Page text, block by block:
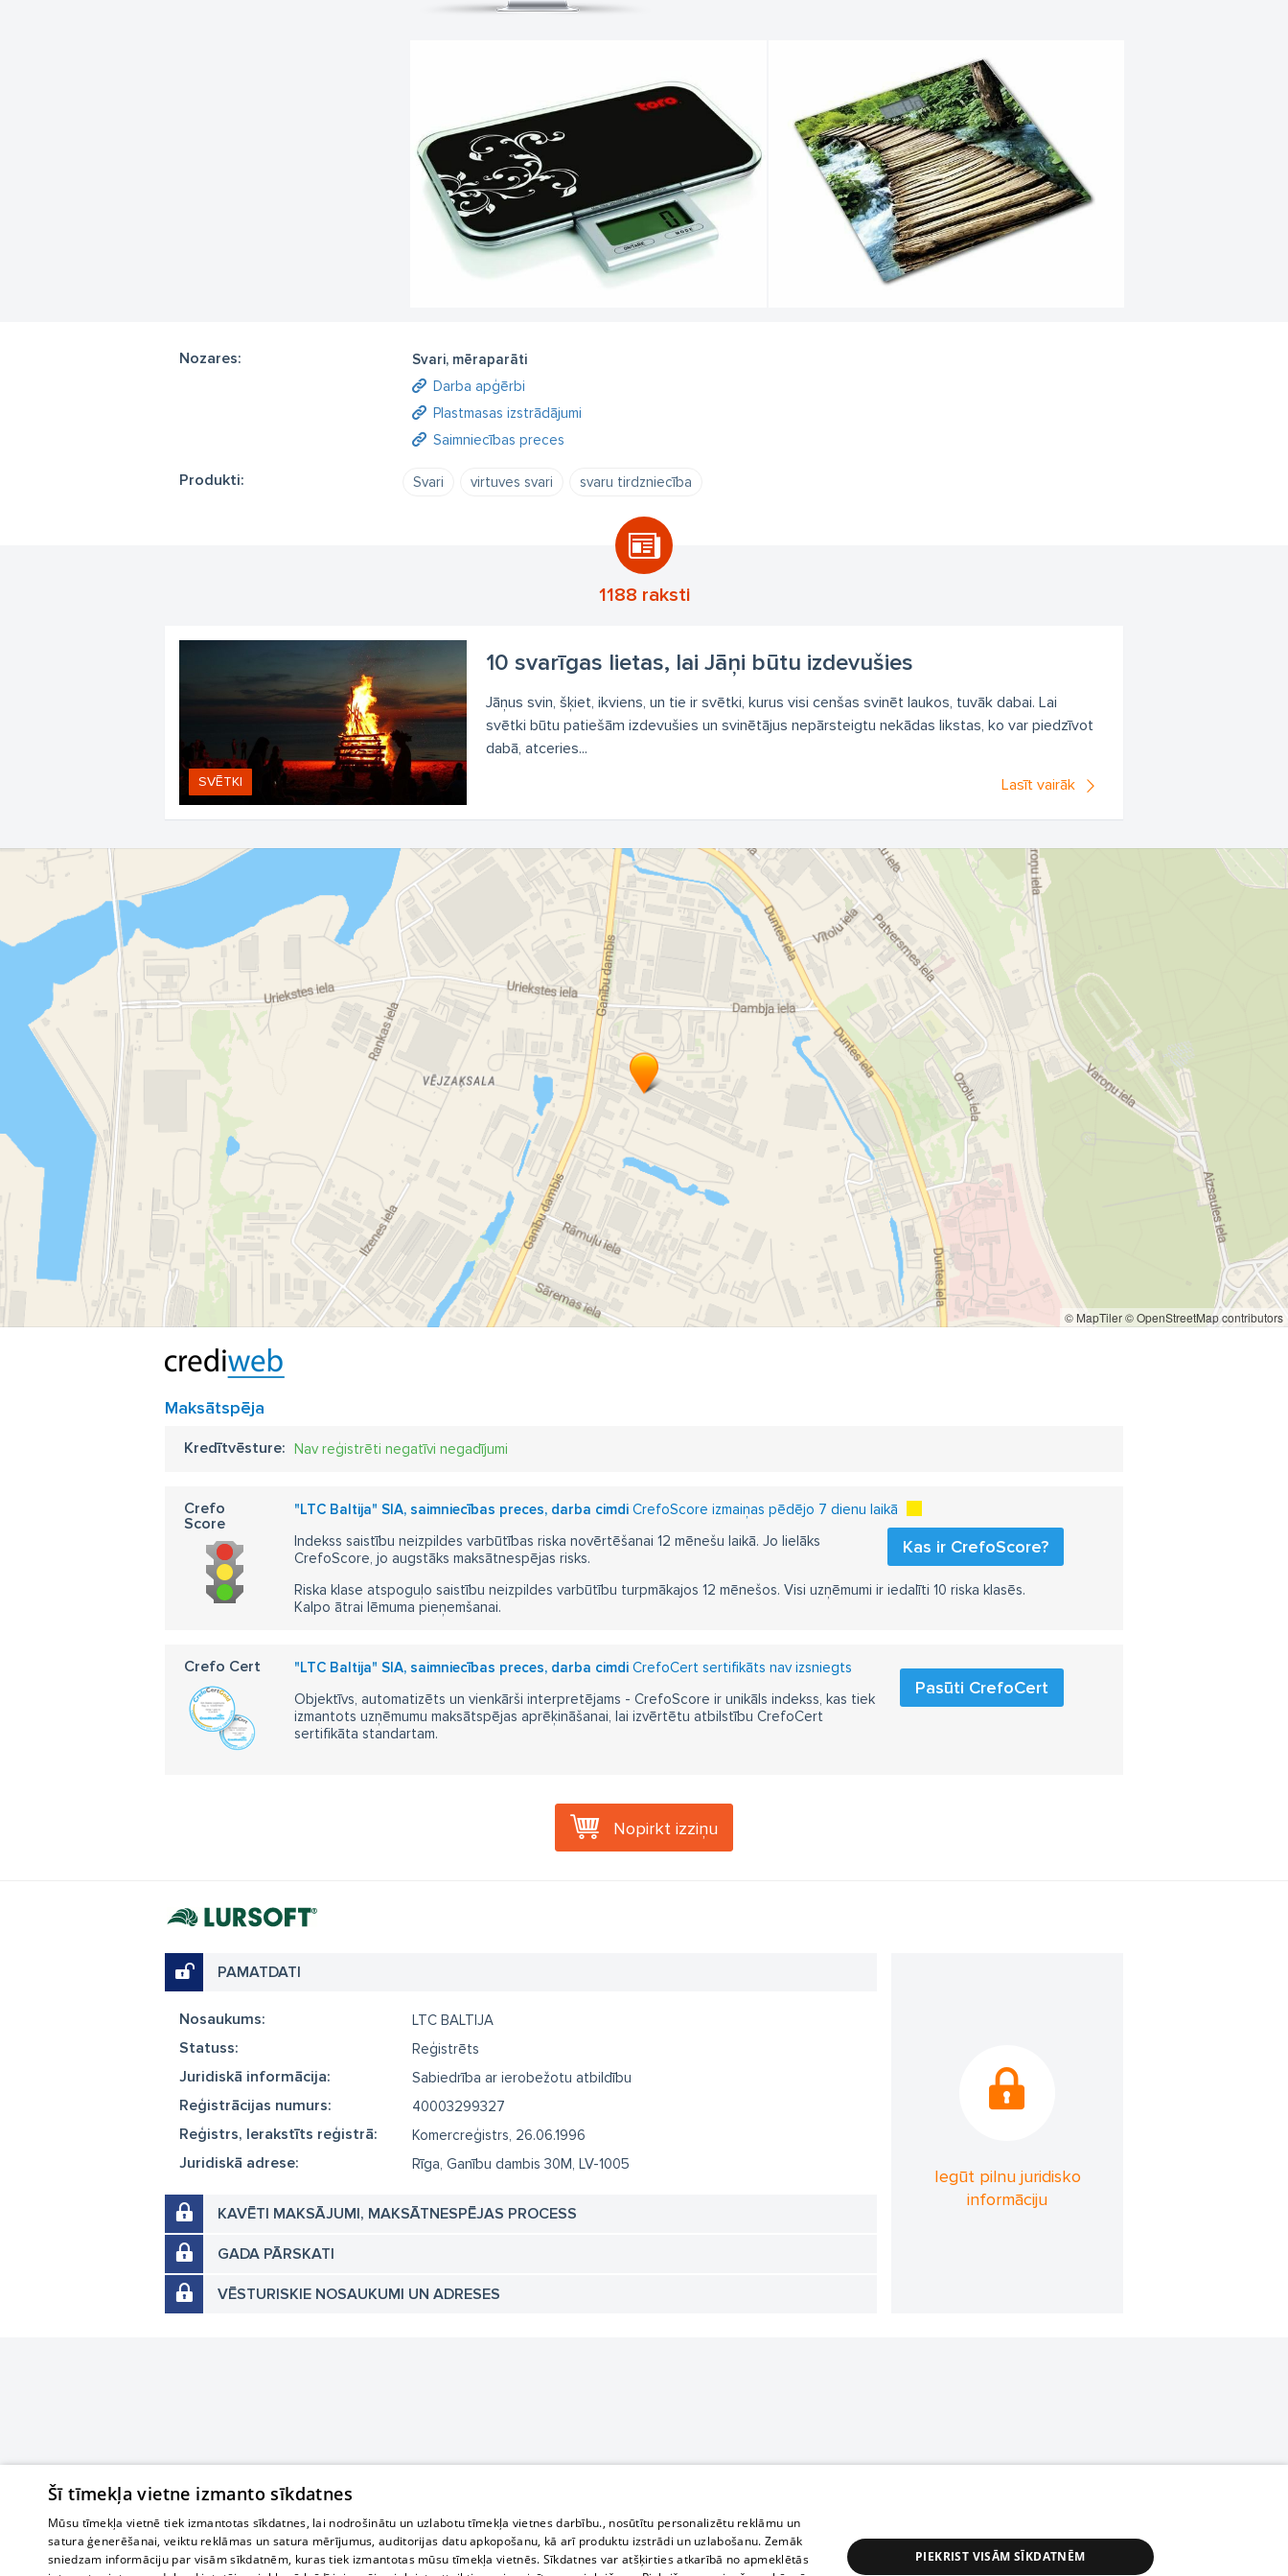
Nozares:
Svari, mēraparāti
Darba apģērbi
Plastmasas izstrādājumi
Saimniecības preces
Produkti: Svari virtuves svari svaru tirdzniecība
1188 raksti
10 svarīgas lietas, lai Jāņi būtu izdevušies
SVĒTKI
Jāņus svin, šķiet, ikviens, un tie ir svētki, kurus visi cenšas svinēt laukos, tuvāk dabai. Lai
svētki būtu patiešām izdevušies un svinētājus nepārsteigtu nekādas likstas, ko var piedzīvot
dabā, atceries...
Lasīt vairāk
© MapTiler© OpenStreetMap contributors
Maksātspēja
Kredītvēsture: Nav reģistrēti negatīvi negadījumi
Crefo
Score
"LTC Baltija" SIA, saimniecības preces, darba cimdi CrefoScore izmaiņas pēdējo 7 dienu laikā
Kas ir CrefoScore?
Indekss saistību neizpildes varbūtības riska novērtēšanai 12 mēnešu laikā. Jo lielāks
CrefoScore, jo augstāks maksātnespējas risks.
Riska klase atspoguļo saistību neizpildes varbūtību turpmākajos 12 mēnešos. Visi uzņēmumi ir iedalīti 10 riska klasēs.
Kalpo ātrai lēmuma pieņemšanai.
Crefo Cert "LTC Baltija" SIA, saimniecības preces, darba cimdi CrefoCert sertifikāts nav izsniegts
Pasūti CrefoCert
Objektīvs, automatizēts un vienkārši interpretējams - CrefoScore ir unikāls indekss, kas tiek
izmantots uzņēmumu maksātspējas aprēķināšanai, lai izvērtētu atbilstību CrefoCert
sertifikāta standartam.
Nopirkt izziņu
PAMATDATI
Nosaukums: LTC BALTIJA
Statuss: Reģistrēts
Juridiskā informācija: Sabiedrība ar ierobežotu atbildību
Reģistrācijas numurs: 40003299327
Reģistrs, Ierakstīts reģistrā: Komercreģistrs, 26.06.1996
Juridiskā adrese: Rīga, Ganību dambis 30M, LV-1005
KAVĒTI MAKSĀJUMI, MAKSĀTNESPĒJAS PROCESS
GADA PĀRSKATI
VĒSTURISKIE NOSAUKUMI UN ADRESES
Iegūt pilnu juridisko
informāciju
Šī tīmekļa vietne izmanto sīkdatnes
Mūsu tīmekļa vietnē tiek izmantotas sīkdatnes, lai nodrošinātu un uzlabotu tīmekļa vietnes darbību., nosūtītu personalizētu reklāmu un
satura ģenerēšanai, veiktu reklāmas un satura mērījumus, auditorijas datu apkopošanu, kā arī produktu izstrādi un uzlabošanu. Zemāk
sniedzam informāciju par visām sīkdatnēm, kuras tiek izmantotas mūsu tīmekļa vietnēs. Sīkdatnes var atšķirties atkarībā no apmeklētās
PIEKRIST VISĀM SĪKDATNĒM